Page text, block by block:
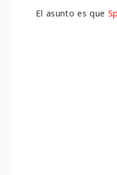
El asunto es que